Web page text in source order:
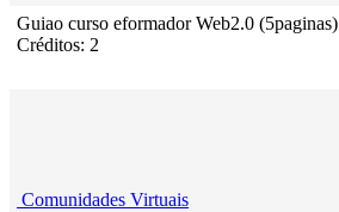
Guiao curso eformador Web2.0 (5paginas)
Créditos: 2
Comunidades Virtuais